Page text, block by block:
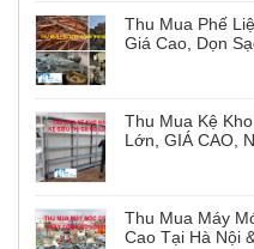
Thu Mua Phế
Giá Cao, Dọn
Thu Mua Kệ
Lớn, GIÁ CAO,
Thu Mua Máy
Cao Tại Hà Nội